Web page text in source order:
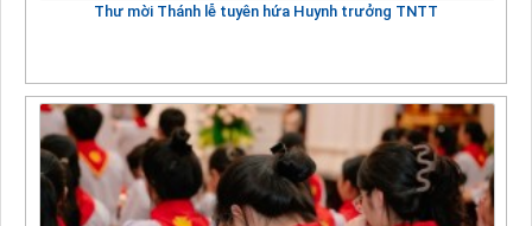
Thư mời Thánh lễ tuyên hứa Huynh trưởng TNTT